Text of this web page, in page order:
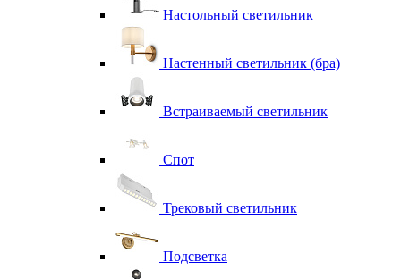
Настольный светильник
Настенный светильник (бра)
Встраиваемый светильник
Спот
Трековый светильник
Подсветка